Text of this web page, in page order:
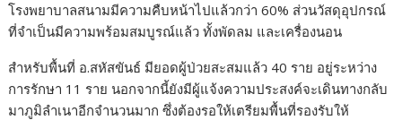
โรงพยาบาลสนามมีความคืบหน้าไปแล้วกว่า 60% ส่วนวัสดุอุปกรณ์
ที่จำเป็นมีความพร้อมสมบูรณ์แล้ว ทั้งพัดลม และเครื่องนอน
สำหรับพื้นที่ อ.สหัสขันธ์ มียอดผู้ป่วยสะสมแล้ว 40 ราย อยู่ระหว่าง
การรักษา 11 ราย นอกจากนี้ยังมีผู้แจ้งความประสงค์จะเดินทางกลับ
มาภูมิลำเนาอีกจำนวนมาก ซึ่งต้องรอให้เตรียมพื้นที่รองรับให้